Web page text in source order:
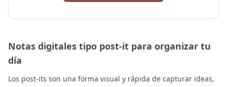
Notas digitales tipo post-it para organizar tu
día
Los post-its son una forma visual y rápida de capturar ideas,